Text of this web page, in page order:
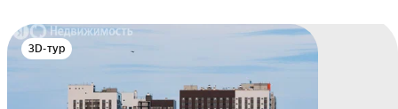
3D-тур